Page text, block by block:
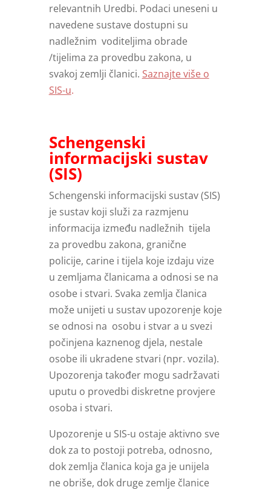
relevantnih Uredbi. Podaci uneseni u
navedene sustave dostupni su
nadležnim voditeljima obrade
/tijelima za provedbu zakona, u
svakoj zemlji članici. Saznajte više o
SIS-u.
Schengenski
informacijski sustav
(SIS)
Schengenski informacijski sustav (SIS)
je sustav koji služi za razmjenu
informacija između nadležnih tijela
za provedbu zakona, granične
policije, carine i tijela koje izdaju vize
u zemljama članicama a odnosi se na
osobe i stvari. Svaka zemlja članica
može unijeti u sustav upozorenje koje
se odnosi na osobu i stvar a u svezi
počinjena kaznenog djela, nestale
osobe ili ukradene stvari (npr. vozila).
Upozorenja također mogu sadržavati
uputu o provedbi diskretne provjere
osoba i stvari.
Upozorenje u SIS-u ostaje aktivno sve
dok za to postoji potreba, odnosno,
dok zemlja članica koja ga je unijela
ne obriše, dok druge zemlje članice